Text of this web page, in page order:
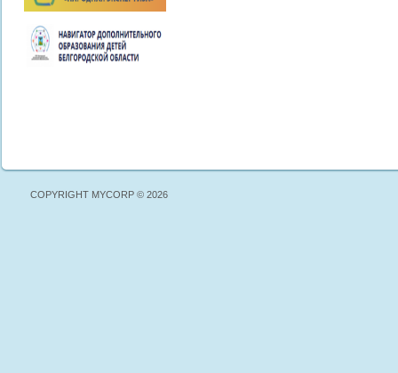
COPYRIGHT MYCORP © 2026